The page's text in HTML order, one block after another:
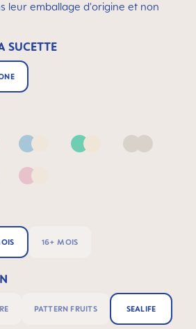
leur emballage d'origine et non
SUCETTE
& GreenBlue & NeutralGreen & Neutral
Neutral
& LilacPink & Neutral
16+ MOIS
PATTERN FRUITS SEALIFE